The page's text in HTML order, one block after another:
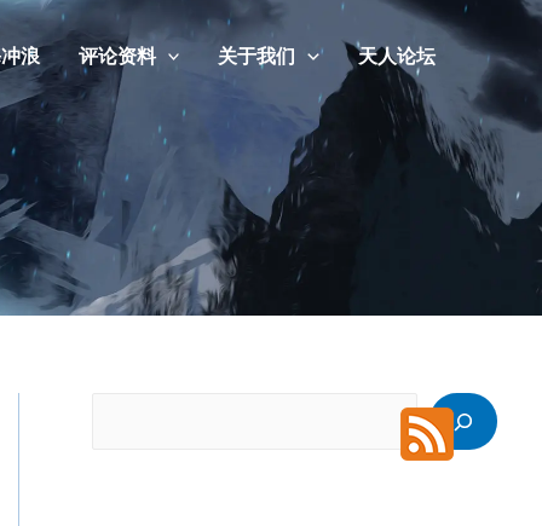
浪 评论资料 关于我们 天人论坛